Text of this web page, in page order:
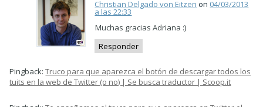
Christian Delgado von Eitzen on 04/03/2013
a las 22:33
Muchas gracias Adriana :)
Responder
Pingback:Truco para que aparezca el botón de descargar todos los
tuits en la web de Twitter (o no) | Se busca traductor | Scoop.it